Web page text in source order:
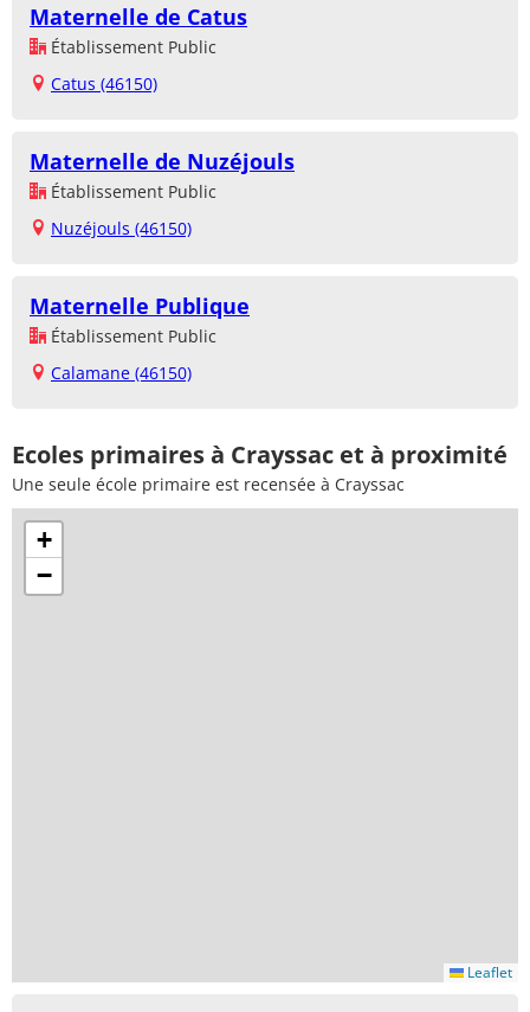
Maternelle de Catus
Établissement Public
Catus (46150)
Maternelle de Nuzéjouls
Établissement Public
Nuzéjouls (46150)
Maternelle Publique
Établissement Public
Calamane (46150)
Ecoles primaires à Crayssac et à proximité
Une seule école primaire est recensée à Crayssac
+
−
Leaflet